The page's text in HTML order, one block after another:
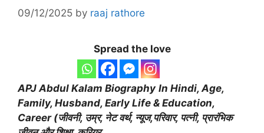
09/12/2025 by raaj rathore
Spread the love
APJ Abdul Kalam Biography In Hindi, Age,
Family, Husband, Early Life & Education,
Career (जीवनी, उम्र, नेट वर्थ, न्यूज,परिवार, पत्नी, प्रारंभिक